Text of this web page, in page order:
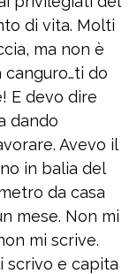
di vita. Molti
ma non è
do
E devo dire
dando
Avevo il
in balia del
da casa
mese. Non mi
mi scrive.
scrivo e capita